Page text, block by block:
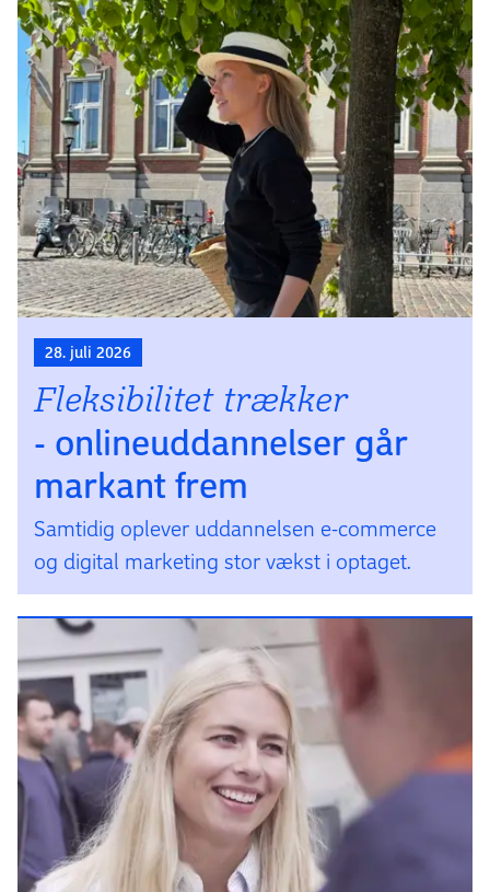
28. juli 2026
Fleksibilitet trækker
- onlineuddannelser går
markant frem
Samtidig oplever uddannelsen e-commerce
og digital marketing stor vækst i optaget.